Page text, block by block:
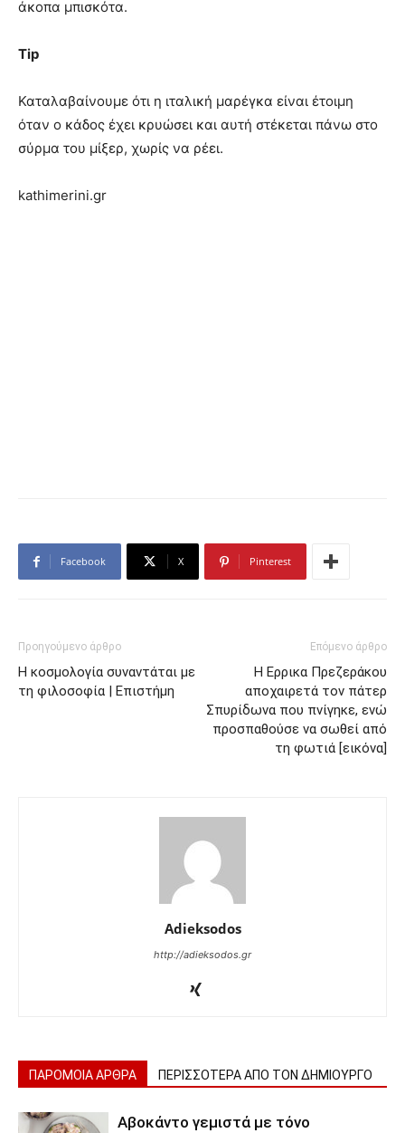
άκοπα μπισκότα.
Tip
Καταλαβαίνουμε ότι η ιταλική μαρέγκα είναι έτοιμη
όταν ο κάδος έχει κρυώσει και αυτή στέκεται πάνω στο
σύρμα του μίξερ, χωρίς να ρέει.
kathimerini.gr
Facebook X Pinterest
Προηγούμενο άρθρο
Η κοσμολογία συναντάται με
τη φιλοσοφία | Επιστήμη
Επόμενο άρθρο
Η Ερρικα Πρεζεράκου
αποχαιρετά τον πάτερ
Σπυρίδωνα που πνίγηκε, ενώ
προσπαθούσε να σωθεί από
τη φωτιά [εικόνα]
Adieksodos
http://adieksodos.gr
ΠΑΡΟΜΟΙΑ ΑΡΘΡΑ ΠΕΡΙΣΣΟΤΕΡΑ ΑΠΟ ΤΟΝ ΔΗΜΙΟΥΡΓΟ
Αβοκάντο γεμιστά με τόνο